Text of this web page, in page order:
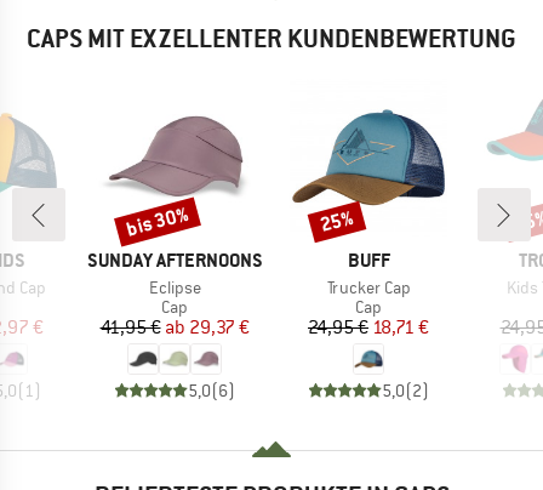
CAPS MIT EXZELLENTER KUNDENBEWERTUNG
Cap
Preis
€
(1 )
MARKE
SUNDAY AFTERNOONS
Artikel
Eclipse
Produktgruppe
Cap
Preis
41,95 € reduzierter Preis
ab 29,37 €
5,0(6)
Rabatt
bis 30%
MARKE
BUFF
Artikel
Trucker Cap
Produktgruppe
Cap
Preis
24,95 €reduzierter Preis
18,71 €
5,0(2)
Rabatt
25%
Kids